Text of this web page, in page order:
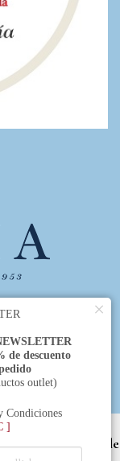
perfumería
otorgado
perfumería
Privacidad
terceros (Google
×
de descuento
outlet)
Condiciones
]